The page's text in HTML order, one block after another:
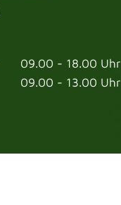
09.00 - 18.00 Uhr
09.00 - 13.00 Uhr